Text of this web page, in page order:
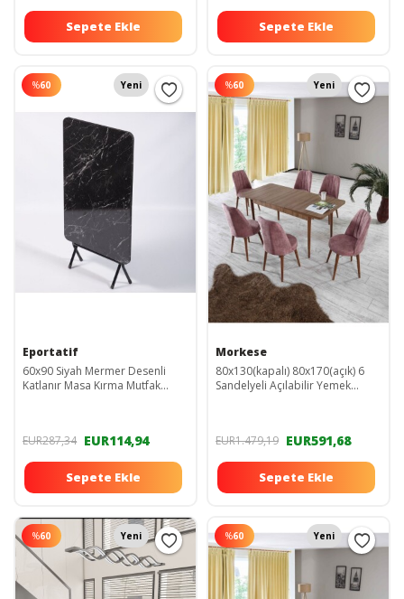
Sepete Ekle Sepete Ekle
%60 Yeni
Eportatif
60x90 Siyah Mermer Desenli
Katlanır Masa Kırma Mutfak
EUR287,34 EUR114,94
Sepete Ekle
%60 Yeni
Morkese
80x130(kapalı) 80x170(açık) 6
Sandelyeli Açılabilir Yemek
EUR1.479,19 EUR591,68
Sepete Ekle
%60 Yeni %60 Yeni